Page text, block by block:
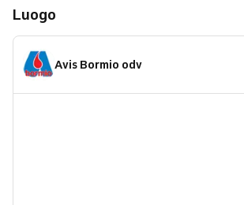
Luogo
Avis Bormio odv